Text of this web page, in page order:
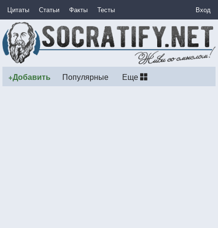
Цитаты Статьи Факты Тесты Вход
+Добавить Популярные Еще